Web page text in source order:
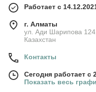
Работает с
г. Алматы
ул. Ади Шарипова
Казахстан
Контакты
Сегодня работает с
Показать весь